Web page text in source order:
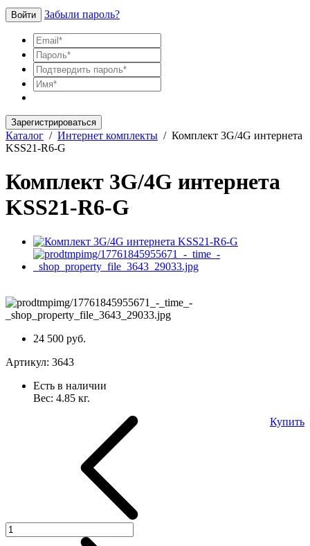
Войти Забыли пароль?
Зарегистрироваться
Каталог / Интернет комплекты / Комплект 3G/4G интернета
KSS21-R6-G
Комплект 3G/4G интернета
KSS21-R6-G
24 500 руб.
Артикул: 3643
Есть в наличии
Вес: 4.85 кг.
Купить